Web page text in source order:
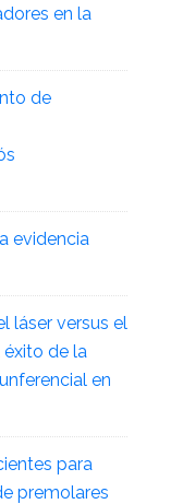
en la
de
evidencia
láser versus el
de la
en
para
premolares